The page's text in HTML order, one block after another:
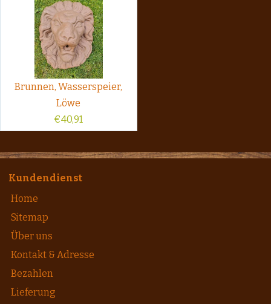
Brunnen, Wasserspeier,
Löwe
€40,91
Kundendienst
Home
Sitemap
Über uns
Kontakt & Adresse
Bezahlen
Lieferung